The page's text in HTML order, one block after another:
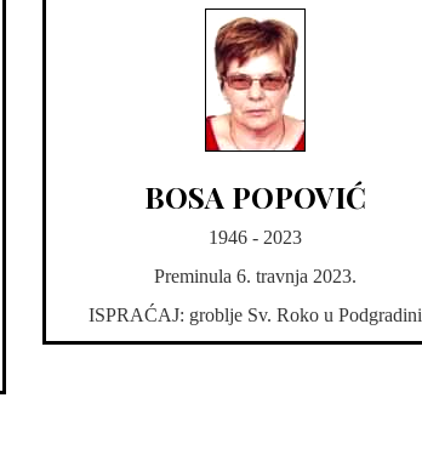
BOSA POPOVIĆ
1946 - 2023
Preminula 6. travnja 2023.
ISPRAĆAJ: groblje Sv. Roko u Podgradini